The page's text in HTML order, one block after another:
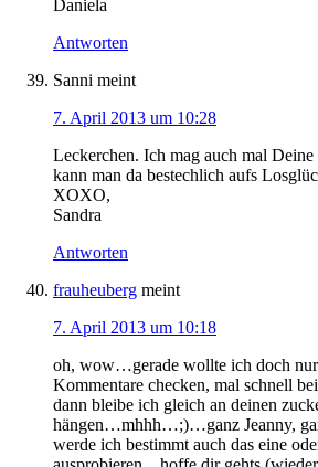
Daniela
Antworten
Sanni meint
7. April 2013 um 10:28
Leckerchen. Ich mag auch mal Deine
kann man da bestechlich aufs
XOXO,
Sandra
Antworten
frauheuberg meint
7. April 2013 um 10:18
oh, wow…gerade wollte ich doch
Kommentare checken, mal schnell
dann bleibe ich gleich an deinen
hängen…mhhh…;)…ganz Jeanny,
werde ich bestimmt auch das eine